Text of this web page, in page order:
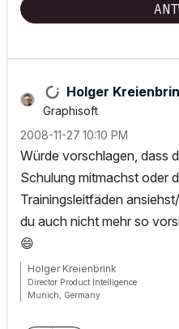
Holger
Graphisoft
‎2008-11-27 10:10 PM
Würde vorschlagen, dass
Schulung mitmachst oder
Trainingsleitfäden
du auch nicht mehr so
😄
Holger Kreienbrink
Director Product Intelligence
Munich, Germany